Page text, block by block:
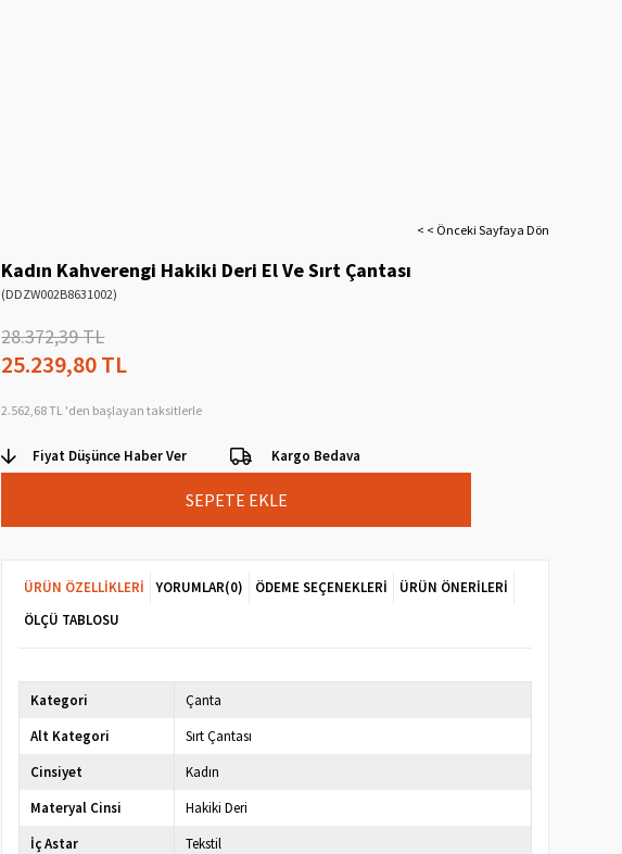
< < Önceki Sayfaya Dön
Kadın Kahverengi Hakiki Deri El Ve Sırt Çantası
(DDZW002B8631002)
28.372,39 TL
25.239,80 TL
2.562,68 TL 'den başlayan taksitlerle
Fiyat Düşünce Haber Ver Kargo Bedava
ÜRÜN ÖZELLIKLERI YORUMLAR(0) ÖDEME SEÇENEKLERI
ÜRÜN ÖNERILERI
ÖLÇÜ TABLOSU
Kategori
Çanta
Alt Kategori
Sırt Çantası
Cinsiyet
Kadın
Materyal Cinsi
Hakiki Deri
İç Astar
Tekstil